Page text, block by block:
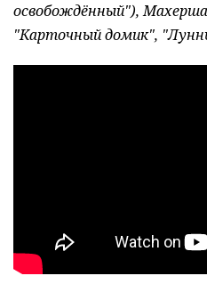
освобождённый"),
"Карточный домик",